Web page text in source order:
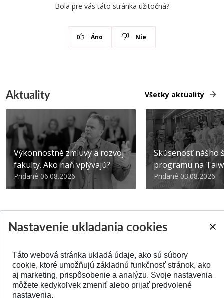
Bola pre vás táto stránka užitočná?
Áno Nie
Aktuality Všetky aktuality
Výkonnostné zmluvy a rozvoj
fakulty. Ako naň vplývajú?
Pridané 06.08.2026
Skúsenosť nášho
programu na
Pridané 03.08.2026
SPÄŤ NA VRCH
Nastavenie ukladania cookies
Táto webová stránka ukladá údaje, ako sú súbory
cookie, ktoré umožňujú základnú funkčnosť stránok, ako
aj marketing, prispôsobenie a analýzu. Svoje nastavenia
môžete kedykoľvek zmeniť alebo prijať predvolené
nastavenia.